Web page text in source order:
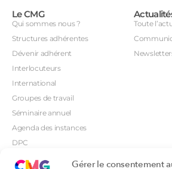
Gérer le consentement
Le CMG
Qui sommes nous ?
Structures adhérentes
Dévenir adhérent
Interlocuteurs
International
Groupes de travail
Séminaire annuel
Agenda des instances
DPC
Toute